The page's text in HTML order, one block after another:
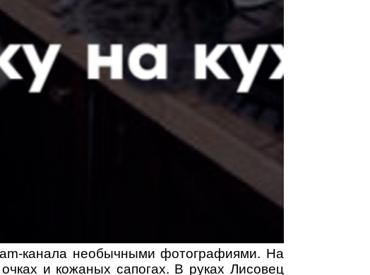
канала необычными фотографиями. На
и кожаных сапогах. В руках Лисовец